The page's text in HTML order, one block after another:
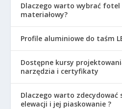
Dlaczego warto wybrać
materiałowy?
Profile aluminiowe do taśm
Dostępne kursy
narzędzia i certyfikaty
Dlaczego warto zdecydować
elewacji i jej piaskowanie ?